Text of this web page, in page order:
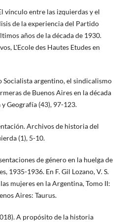
vínculo entre las izquierdas y el
de la experiencia del Partido
años de la década de 1930.
L'Ecole des Hautes Etudes en
Socialista argentino, el sindicalismo
de Buenos Aires en la década
Geografía (43), 97-123.
Archivos de historia del
(1), 5-10.
de género en la huelga de
1935-1936. En F. Gil Lozano, V. S.
mujeres en la Argentina, Tomo II:
Aires: Taurus.
A propósito de la historia